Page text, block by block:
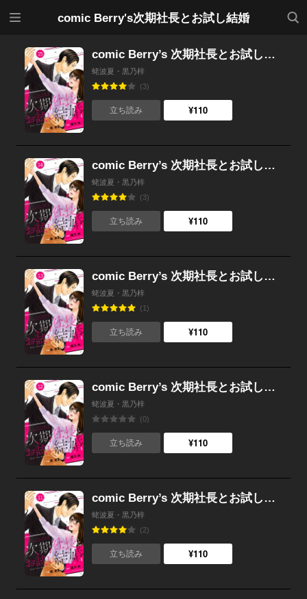
comic Berry's次期社長とお試し結婚
検索
comic Berry’s 次期社長とお試し結婚（分冊版） 15話
蛯波夏・黒乃梓
(3)
立ち読み ¥110
comic Berry’s 次期社長とお試し結婚（分冊版） 14話
蛯波夏・黒乃梓
(3)
立ち読み ¥110
comic Berry’s 次期社長とお試し結婚（分冊版） 13話
蛯波夏・黒乃梓
(1)
立ち読み ¥110
comic Berry’s 次期社長とお試し結婚（分冊版） 12話
蛯波夏・黒乃梓
(0)
立ち読み ¥110
comic Berry’s 次期社長とお試し結婚（分冊版） 11話
蛯波夏・黒乃梓
(2)
立ち読み ¥110